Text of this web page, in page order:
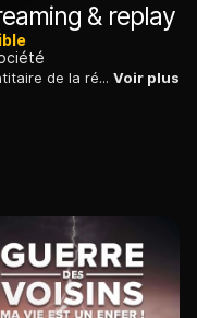
& replay
Le questionnement humoristique et identitaire de la réalisatrice Kristen Vermilyea, qui s'apprête à faire réduire son encombrante poitrine. Voir plus